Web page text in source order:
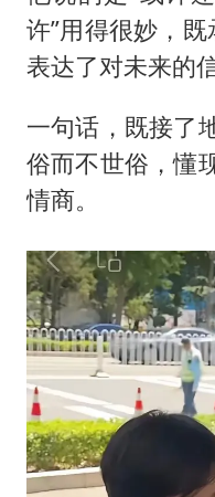
许”用得很妙，
表达了对未来的信
一句话，既接了
俗而不世俗，懂
情商。